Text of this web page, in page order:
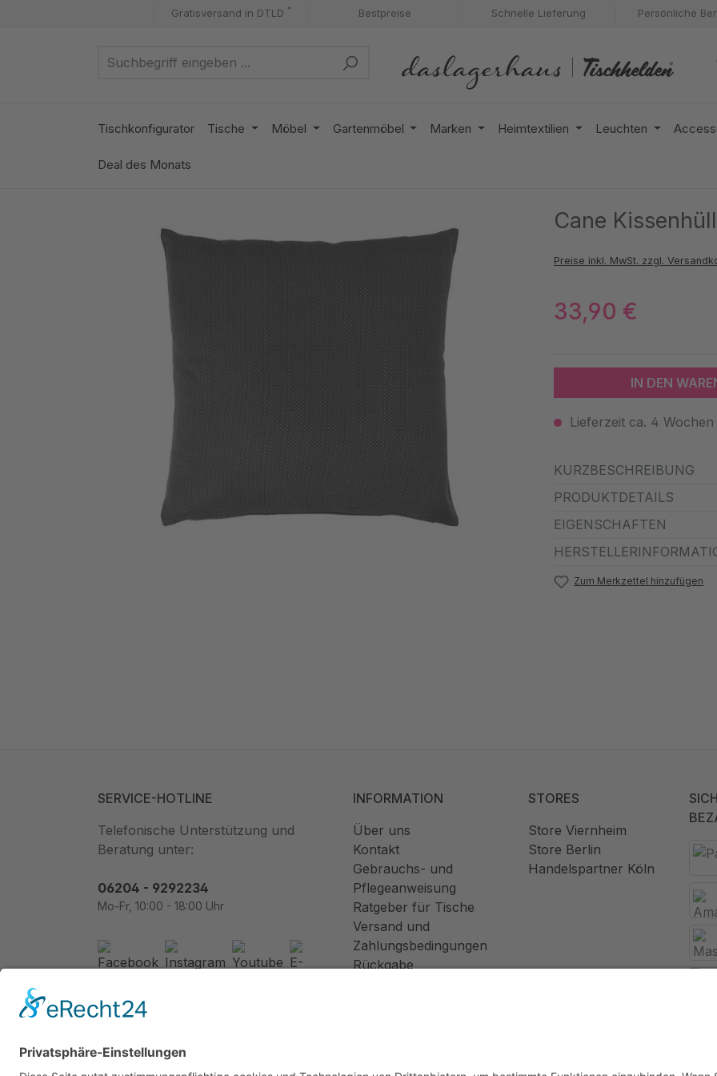
Zur Hauptnavigation springenGratisversand in DTLD * Bestpreise Schnelle Lieferung Persönliche
Tischkonfigurator Tische Möbel Gartenmöbel Marken Heimtextilien Leuchten
Deal des Monats
Cane
Preise inkl. MwSt. zzgl.
33,90 €
IN DEN
Lieferzeit ca. 4 Wochen
KURZBESCHREIBUNG
PRODUKTDETAILS
EIGENSCHAFTEN
Zum Merkzettel hinzufügen
SERVICE-HOTLINE
Telefonische Unterstützung und
Beratung unter:
06204 - 9292234
Mo-Fr, 10:00 - 18:00 Uhr
Newsletter abonnieren
INFORMATION
Über uns
Kontakt
Gebrauchs- und
Pflegeanweisung
Ratgeber für Tische
Versand und
Zahlungsbedingungen
Rückgabe
STORES
Store Viernheim
Store Berlin
Handelspartner Köln